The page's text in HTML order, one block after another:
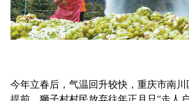
今年立春后，气温回升较快，重庆市南